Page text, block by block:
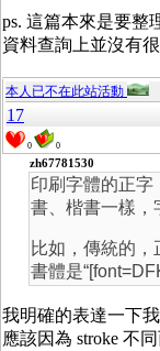
ps. 這篇本來是要整
資料查詢上並沒有很
本人已不在此站活動
17
0 0
zh67781530
印刷字體的正字
書、楷書一樣，
比如，傳統的，
書體是
我明確的表達一下
應該因為 stroke 不